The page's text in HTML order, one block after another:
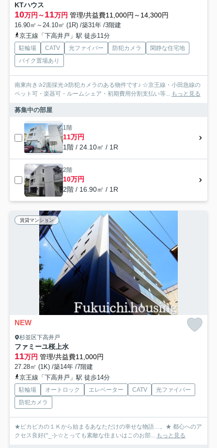
KTハウス
10万円～11万円 管理/共益費11,000円～14,300円
16.90㎡～24.10㎡ (1R) /築31年 /3階建
京王線「下高井戸」駅 徒歩11分
駐輪場 CATV 光ファイバー 防犯カメラ
閑静な住宅地
バイク置場あり
南東向き✰2面採光✰防犯カメラのある物件です♪ ☆京王線・小田急線の
ペット可・楽器可・ルームシェア・初期費用分割支払い等... もっと見る
募集中の部屋
1階
11万円
1階 / 24.10㎡ / 1R
2階
10万円
2階 / 16.90㎡ / 1R
賃貸マンション
NEW
杉並区下高井戸
ファミーユ桜上水
11万円 管理/共益費11,000円
27.28㎡ (1K) /築14年 /7階建
京王線「下高井戸」駅 徒歩14分
駐輪場 オートロック エレベーター CATV
光ファイバー
防犯カメラ
★ピカピカの１Ｋから始まるあなただけの幸せな物語…。★ 都心へのア
クセス良好(^_-)-☆とっても素敵な住まいはこのお部... もっと見る